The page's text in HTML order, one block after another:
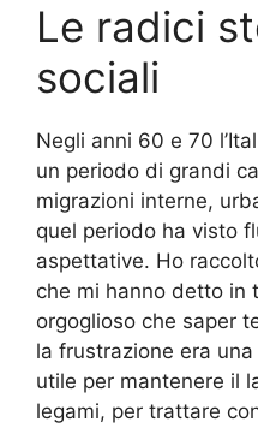
Le radici
sociali
Negli anni 60 e 70
un periodo di grandi
migrazioni interne,
quel periodo ha visto
aspettative. Ho
che mi hanno detto in
orgoglioso che saper
la frustrazione era
utile per mantenere il
legami, per trattare